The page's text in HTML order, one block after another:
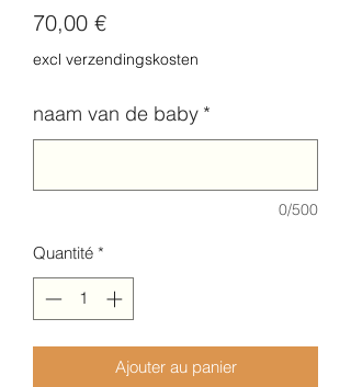
70,00 €Prix
excl verzendingskosten
naam van de baby *
0/500
Quantité *
Ajouter au panier